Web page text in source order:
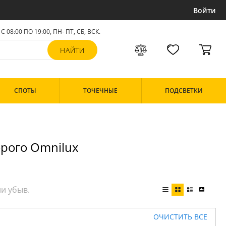
Войти
С 08:00 ПО 19:00, ПН- ПТ, СБ, ВСК.
СПОТЫ ТОЧЕЧНЫЕ ПОДСВЕТКИ
Omnilux
ОЧИСТИТЬ ВСЕ